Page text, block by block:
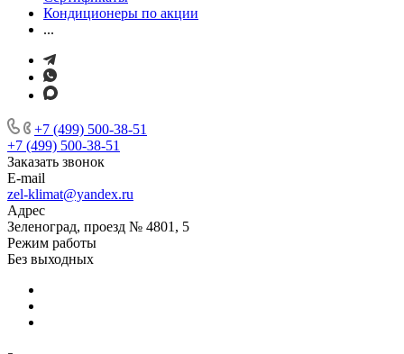
Кондиционеры по акции
...
+7 (499) 500-38-51
+7 (499) 500-38-51
Заказать звонок
E-mail
zel-klimat@yandex.ru
Адрес
Зеленоград, проезд № 4801, 5
Режим работы
Без выходных